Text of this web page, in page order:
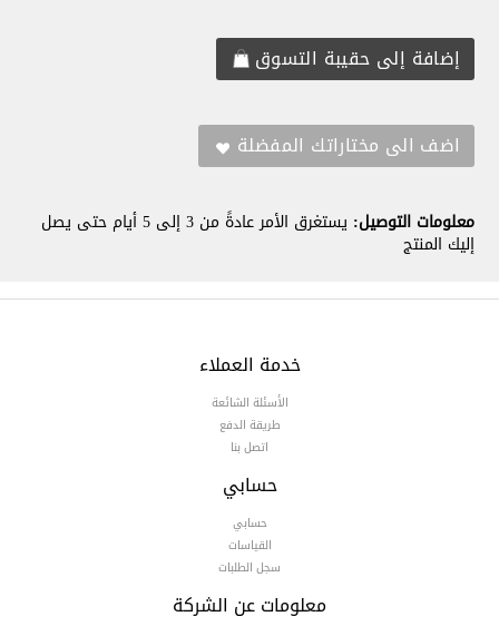
معلومات التوصيل: يستغرق الأمر عادةً من 3 إلى 5 أيام حتى يصل
إليك المنتج
خدمة العملاء
الأسئلة الشائعة
طريقة الدفع
اتصل بنا
حسابي
حسابي
القياسات
سجل الطلبات
معلومات عن الشركة